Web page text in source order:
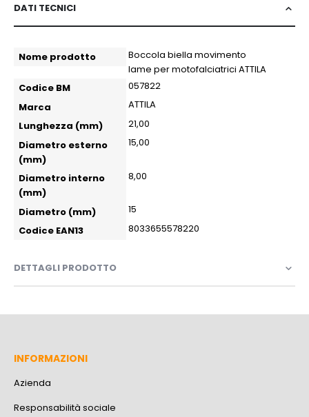
DATI TECNICI
More
more
Nome prodotto
Boccola biella movimento
lame per motofalciatrici ATTILA
Codice BM
057822
Marca
ATTILA
Lunghezza (mm)
21,00
Diametro esterno
(mm)
15,00
Diametro interno
(mm)
8,00
Diametro (mm)
15
Codice EAN13
8033655578220
DETTAGLI PRODOTTO
INFORMAZIONI
Azienda
Responsabilità sociale